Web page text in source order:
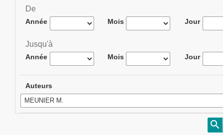
De
Année Mois Jour
Jusqu'à
Année Mois Jour
Auteurs